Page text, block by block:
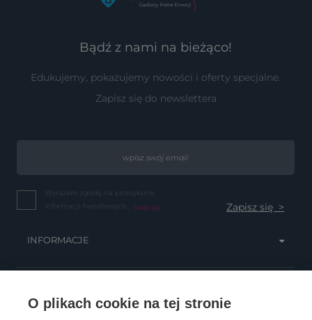
O plikach cookie na tej stronie
Bądź z nami na bieżąco!
Edukujemy, pokazujemy nowości i oferty specjalne.
Zapisz się do newslettera
Wyrażam zgodę na przesyłanie
informacji handlowych... (więcej)
INFORMACJE
OBSŁUGA KLIENTA